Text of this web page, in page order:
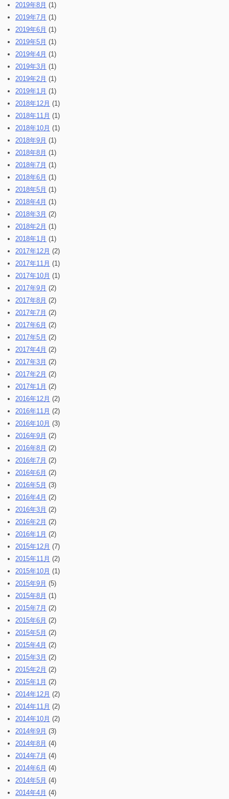
2019年8月 (1)
2019年7月 (1)
2019年6月 (1)
2019年5月 (1)
2019年4月 (1)
2019年3月 (1)
2019年2月 (1)
2019年1月 (1)
2018年12月 (1)
2018年11月 (1)
2018年10月 (1)
2018年9月 (1)
2018年8月 (1)
2018年7月 (1)
2018年6月 (1)
2018年5月 (1)
2018年4月 (1)
2018年3月 (2)
2018年2月 (1)
2018年1月 (1)
2017年12月 (2)
2017年11月 (1)
2017年10月 (1)
2017年9月 (2)
2017年8月 (2)
2017年7月 (2)
2017年6月 (2)
2017年5月 (2)
2017年4月 (2)
2017年3月 (2)
2017年2月 (2)
2017年1月 (2)
2016年12月 (2)
2016年11月 (2)
2016年10月 (3)
2016年9月 (2)
2016年8月 (2)
2016年7月 (2)
2016年6月 (2)
2016年5月 (3)
2016年4月 (2)
2016年3月 (2)
2016年2月 (2)
2016年1月 (2)
2015年12月 (7)
2015年11月 (2)
2015年10月 (1)
2015年9月 (5)
2015年8月 (1)
2015年7月 (2)
2015年6月 (2)
2015年5月 (2)
2015年4月 (2)
2015年3月 (2)
2015年2月 (2)
2015年1月 (2)
2014年12月 (2)
2014年11月 (2)
2014年10月 (2)
2014年9月 (3)
2014年8月 (4)
2014年7月 (4)
2014年6月 (4)
2014年5月 (4)
2014年4月 (4)